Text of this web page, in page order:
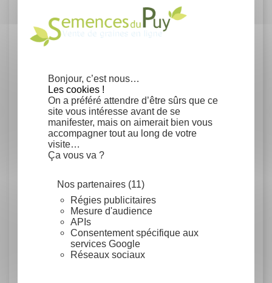
Bonjour, c’est nous…
Les cookies !
On a préféré attendre d’être sûrs que ce
site vous intéresse avant de se
manifester, mais on aimerait bien vous
accompagner tout au long de votre
visite…
Ça vous va ?
Nos partenaires (11)
Régies publicitaires
Mesure d'audience
APIs
Consentement spécifique aux
services Google
Réseaux sociaux
Conseils de semis
Semis en pépinière à 18-20°C ou en place
au printemps. Maintenir le semis humide.
Rusticité
Rustique, pouvant aller jusqu'à -15°C
Aromatique
Jardin-forêt
Mellifère
Médicinale
Plante utile